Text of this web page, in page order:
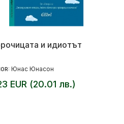
и идиотът
Юнас Юнасон
EUR (20.01 лв.)